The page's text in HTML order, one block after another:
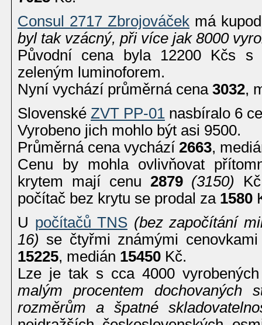
Consul 2717 Zbrojováček má
byl tak vzácný, při více jak 8000
Původní cena byla 12200 Kčs
zeleným luminoforem.
Nyní vychází průměrná cena 3032,
Slovenské ZVT PP-01 nasbíralo 6
Vyrobeno jich mohlo být asi 9500.
Průměrná cena vychází 2663,
Cenu by mohla ovlivňovat
krytem mají cenu 2879 (3150)
počítač bez krytu se prodal za 1580
U počítačů TNS (bez započítání
16) se čtyřmi známými
15225, medián 15450 Kč.
Lze je tak s cca 4000
malým procentem dochovaných
rozměrům a špatné